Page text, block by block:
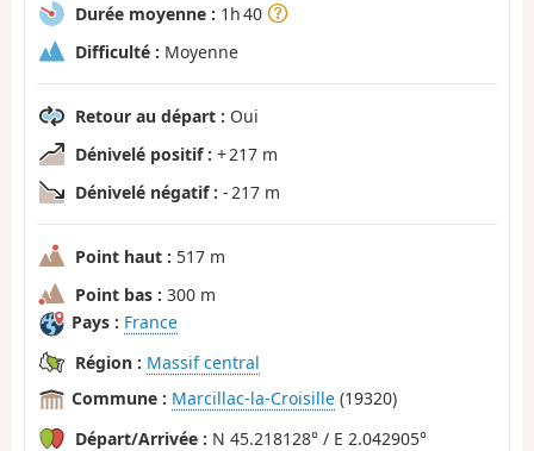
Durée moyenne : 1h 40
Difficulté : Moyenne
Retour au départ : Oui
Dénivelé positif : + 217 m
Dénivelé négatif : - 217 m
Point haut : 517 m
Point bas : 300 m
Pays : France
Région : Massif central
Commune : Marcillac-la-Croisille (19320)
Départ/Arrivée : N 45.218128° / E 2.042905°